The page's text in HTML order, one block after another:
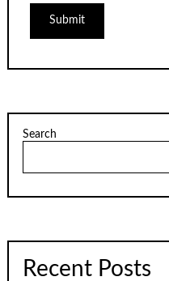
Search
Recent Posts